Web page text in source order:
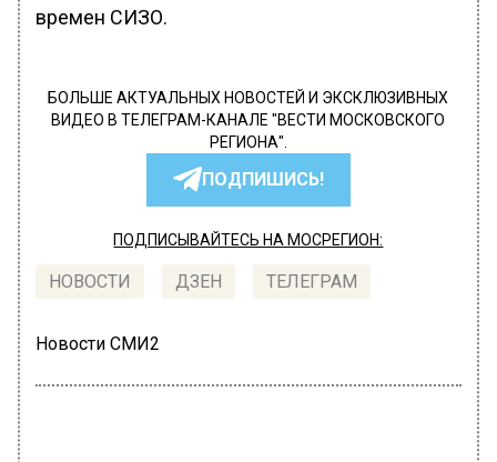
времен СИЗО.
БОЛЬШЕ АКТУАЛЬНЫХ НОВОСТЕЙ И ЭКСКЛЮЗИВНЫХ
ВИДЕО В ТЕЛЕГРАМ-КАНАЛЕ "ВЕСТИ МОСКОВСКОГО
РЕГИОНА".
ПОДПИШИСЬ!
ПОДПИСЫВАЙТЕСЬ НА МОСРЕГИОН:
НОВОСТИ ДЗЕН ТЕЛЕГРАМ
Новости СМИ2